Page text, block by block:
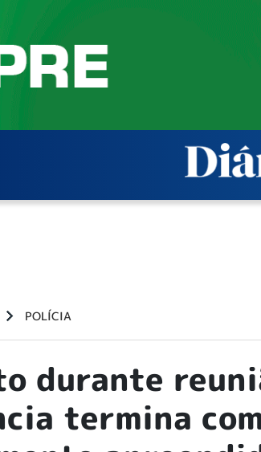
POLÍCIA
durante
termina